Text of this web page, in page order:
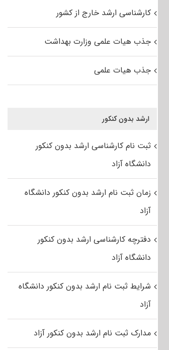
کارشناسی ارشد خارج از کشور
جذب هیات علمی وزارت بهداشت
جذب هیات علمی
ارشد بدون کنکور
ثبت نام کارشناسی ارشد بدون کنکور
دانشگاه آزاد
زمان ثبت نام ارشد بدون کنکور دانشگاه
آزاد
دفترچه کارشناسی ارشد بدون کنکور
دانشگاه آزاد
شرایط ثبت نام ارشد بدون کنکور دانشگاه
آزاد
مدارک ثبت نام ارشد بدون کنکور آزاد